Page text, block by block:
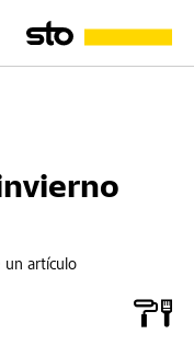
un artículo